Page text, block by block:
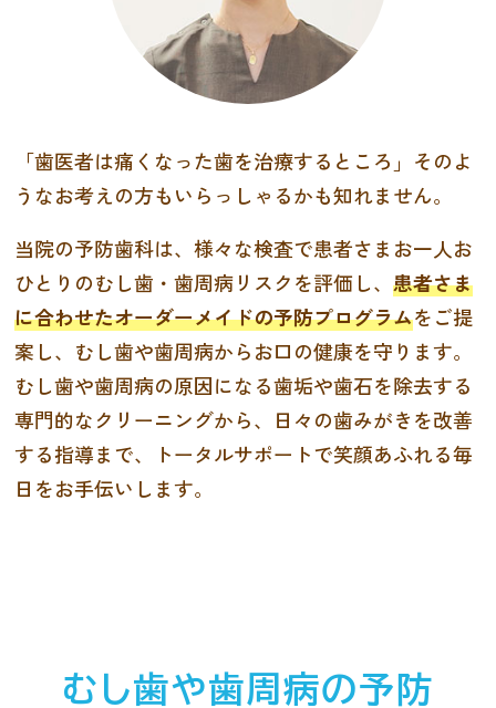
「歯医者は痛くなった歯を治療するところ」そのよ
うなお考えの方もいらっしゃるかも知れません。
当院の予防歯科は、様々な検査で患者さまお一人お
ひとりのむし歯・歯周病リスクを評価し、 患者さま
に合わせたオーダーメイドの予防プログラムをご提
案し、むし歯や歯周病からお口の健康を守ります。
むし歯や歯周病の原因になる歯垢や歯石を除去する
専門的なクリーニングから、日々の歯みがきを改善
する指導まで、トータルサポートで笑顔あふれる毎
日をお手伝いします。
むし歯や歯周病の予防